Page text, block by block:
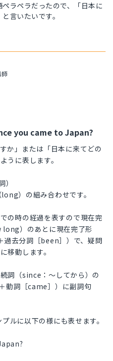
ラペラだったので、「日本に
言いたいです。
you came to Japan?
か」または「日本に来てどの
うに表します。
）の組み合わせです。
の時の経過を表すので現在完
long）のあとに現在完了形
過去分詞［been］）で、疑問
移動します。
詞（since：～してから）の
動詞［came］）に副詞句
ルに以下の様にも表せます。